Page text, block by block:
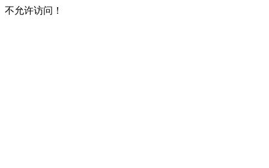
不允许访问！